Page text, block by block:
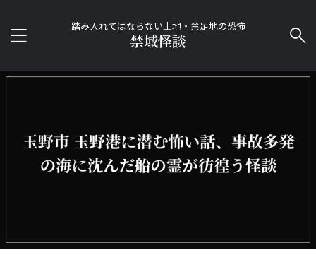
踏み入れてはならない土地・禁足地の恐怖
禁域怪談